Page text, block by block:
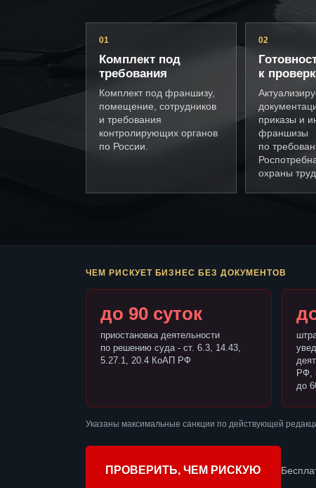
01
Комплект под
требования
Комплект под франшизу,
помещение, сотрудников
и требования
контролирующих органов
по России.
02
к
приказы и
франшизы
по
охраны
ЧЕМ РИСКУЕТ БИЗНЕС БЕЗ ДОКУМЕНТОВ
до 90 суток
приостановка деятельности
по решению суда - ст. 6.3, 14.43,
5.27.1, 20.4 КоАП РФ
РФ,
до
Указаны максимальные санкции по действующей
ПРОВЕРИТЬ, ЧЕМ РИСКУЮ